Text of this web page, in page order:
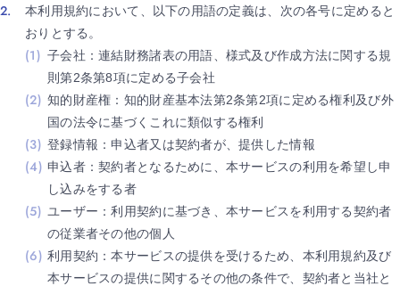
本利用規約において、以下の用語の定義は、次の各号に定めると
おりとする。
子会社：連結財務諸表の用語、様式及び作成方法に関する規
則第2条第8項に定める子会社
知的財産権：知的財産基本法第2条第2項に定める権利及び外
国の法令に基づくこれに類似する権利
登録情報：申込者又は契約者が、提供した情報
申込者：契約者となるために、本サービスの利用を希望し申
し込みをする者
ユーザー：利用契約に基づき、本サービスを利用する契約者
の従業者その他の個人
利用契約：本サービスの提供を受けるため、本利用規約及び
本サービスの提供に関するその他の条件で、契約者と当社と